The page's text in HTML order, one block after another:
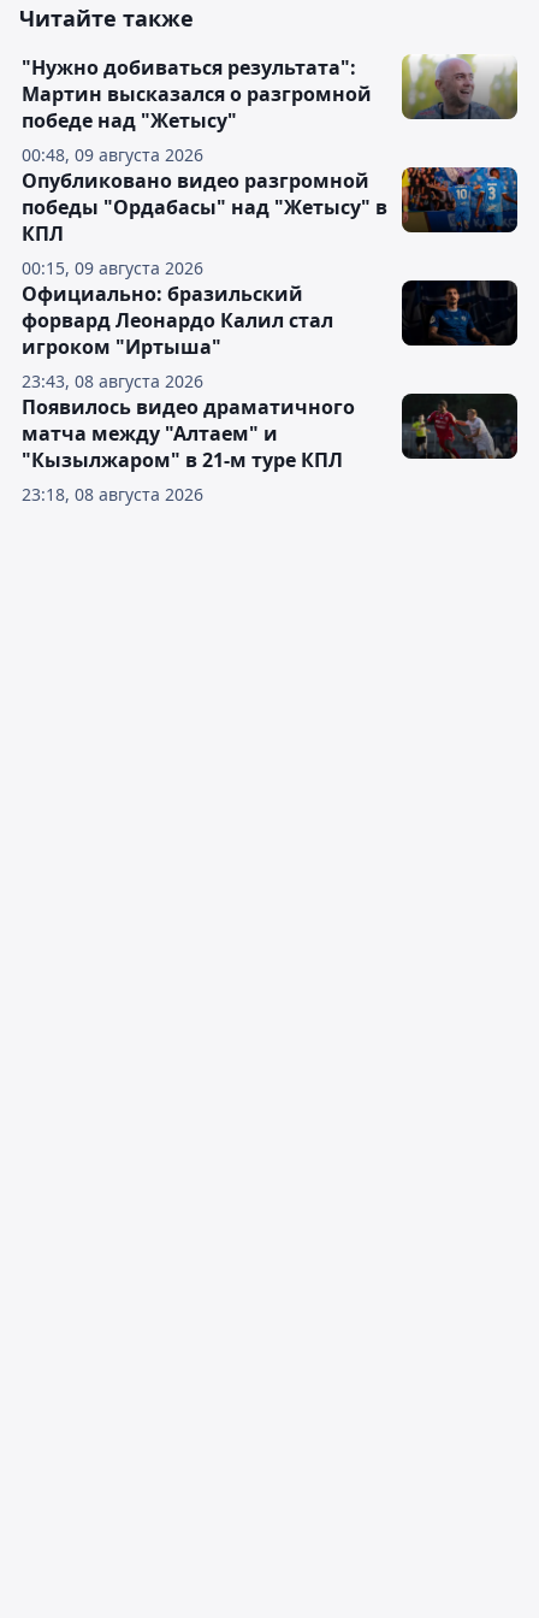
Читайте также
00:48, 09 августа 2026
"Нужно добиваться результата":
Мартин высказался о разгромной
победе над "Жетысу"
00:15, 09 августа 2026
Опубликовано видео разгромной
победы "Ордабасы" над "Жетысу" в
КПЛ
23:43, 08 августа 2026
Официально: бразильский
форвард Леонардо Калил стал
игроком "Иртыша"
23:18, 08 августа 2026
Появилось видео драматичного
матча между "Алтаем" и
"Кызылжаром" в 21-м туре КПЛ